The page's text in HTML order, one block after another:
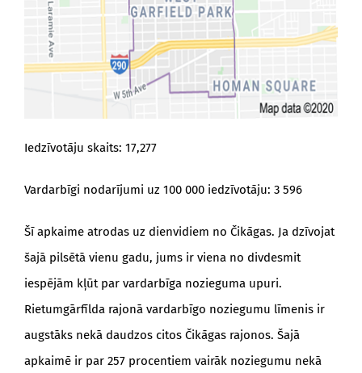
Iedzīvotāju skaits: 17,277
Vardarbīgi nodarījumi uz 100 000 iedzīvotāju: 3 596
Šī apkaime atrodas uz dienvidiem no Čikāgas. Ja dzīvojat
šajā pilsētā vienu gadu, jums ir viena no divdesmit
iespējām kļūt par vardarbīga nozieguma upuri.
Rietumgārfīlda rajonā vardarbīgo noziegumu līmenis ir
augstāks nekā daudzos citos Čikāgas rajonos. Šajā
apkaimē ir par 257 procentiem vairāk noziegumu nekā